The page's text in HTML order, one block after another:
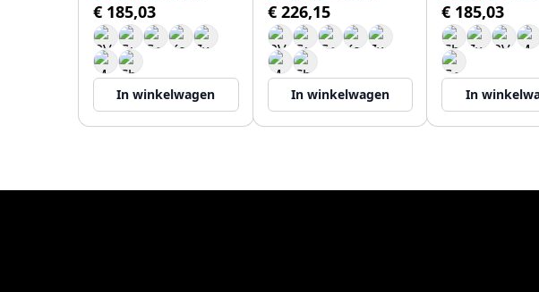
€ 185,03
In winkelwagen
€ 226,15
In winkelwagen
€ 185,03
In